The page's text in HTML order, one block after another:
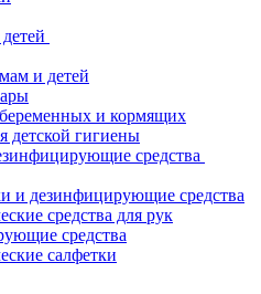
и детей
и кормящих
детской гигиены
средства
и дезинфицирующие средства
средства для рук
средства
салфетки